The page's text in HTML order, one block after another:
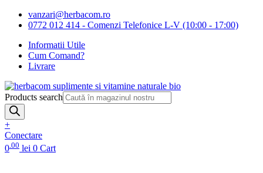
vanzari@herbacom.ro
0772 012 414 - Comenzi Telefonice L-V (10:00 - 17:00)
Informatii Utile
Cum Comand?
Livrare
Products search
+
Conectare
0.00 lei 0 Cart